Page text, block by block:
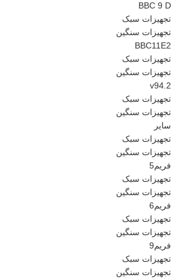
BBC 9 D
تجهیزات سبک
تجهیزات سنگین
BBC11E2
تجهیزات سبک
تجهیزات سنگین
v94.2
تجهیزات سبک
تجهیزات سنگین
سایر
تجهیزات سبک
تجهیزات سنگین
فریم5
تجهیزات سبک
تجهیزات سنگین
فریم6
تجهیزات سبک
تجهیزات سنگین
فریم9
تجهیزات سبک
تجهیزات سنگین